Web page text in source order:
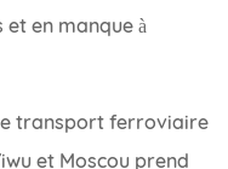
en manque à
transport ferroviaire
et Moscou prend